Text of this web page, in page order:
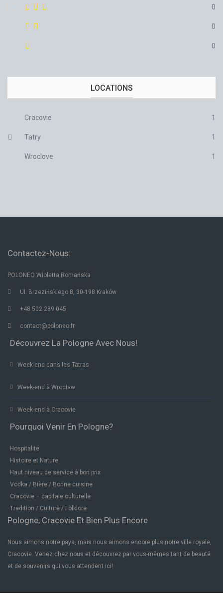
0
0
0
LOCATIONS
Cracovie 1
Tatry 1
Wroclove 1
Contactez-Nous:
POLONEO Wioletta Romańska
Ul. Brzezińskiego 8, 30-198 Kraków
+48 502 289 045
contact@poloneo.fr
Découvrez La Pologne Avec Nous!
Week-end dans les Tatras
Week-end à Wrocław
Week-end à Cracovie
Pourquoi Venir En Pologne?
Hospitalité
Histoire et Nature
Haut niveau de service à bon prix
Vodka / Bière / Bonne cuisine
Cracovie – capitale culturelle
Tradition / Culture / Folklore
Pologne, Cracovie Et Bien Plus Encore
Nous aimons notre pays, mais nous aimons encore plus notre ville royale,
Cracovie. Venez chez nous et découvrez par vous-mêmes tant de beauté
et de souvenirs qui vous attendent ici!